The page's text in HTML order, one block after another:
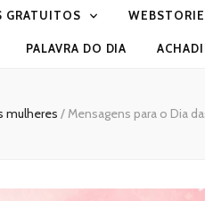
GRATUITOS
PALAVRA DO DIA
mulheres /Mensagens para o Dia